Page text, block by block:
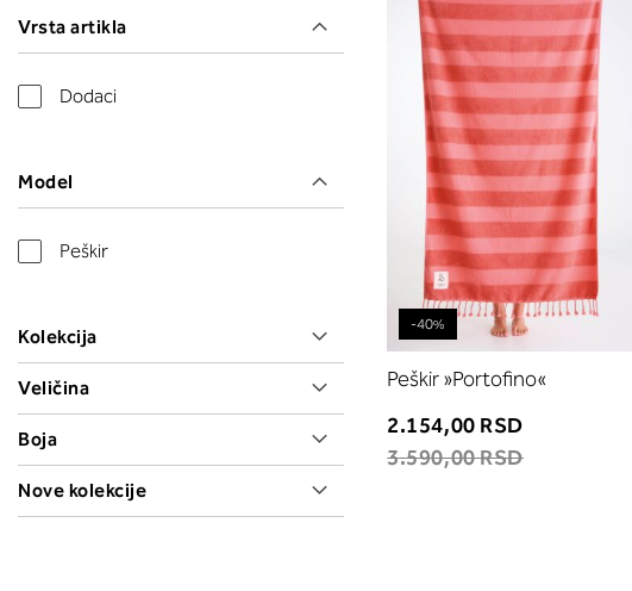
-40%
Peškir »Portofino«
2.154,00 RSD
3.590,00 RSD
Vrsta artikla
Dodaci
Model
Peškir
Kolekcija
Veličina
Boja
Nove kolekcije